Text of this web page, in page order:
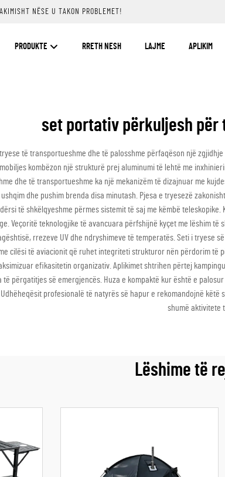
NËSE U TAKON PROBLEMET!
PRODUKTE RRETH NESH LAJME APLIKIM
set portativ përkuljesh për
të transportueshme dhe të palosshme përfaqëson një
kombëzon një strukturë prej aluminumi të lehtë me
dhe të transportueshme ka një mekanizëm të dizajnuar me
dhe pushim brenda disa minutash. Pjesa e tryesezë
të shkëlqyeshme përmes sistemit të saj me këmbë
Veçoritë teknologjike të avancuara përfshijnë kyçet me lëshim
rrezeve UV dhe ndryshimeve të temperatës. Seti i
cilësi të aviacionit që ruhet integriteti strukturor nën përdorim
efikasitetin organizativ. Aplikimet shtrihen përtej
të përgatitjes së emergjencës. Huza e kompaktë kur është e
profesionalë të natyrës së hapur e rekomandojnë
shumë aktivitete
Lëshime të